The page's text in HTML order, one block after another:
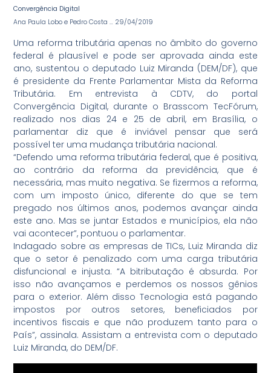
Convergência Digital
Ana Paula Lobo e Pedro Costa … 29/04/2019
Uma reforma tributária apenas no âmbito do governo
federal é plausível e pode ser aprovada ainda este
ano, sustentou o deputado Luiz Miranda (DEM/DF), que
é presidente da Frente Parlamentar Mista da Reforma
Tributária. Em entrevista à CDTV, do portal
Convergência Digital, durante o Brasscom TecFórum,
realizado nos dias 24 e 25 de abril, em Brasília, o
parlamentar diz que é inviável pensar que será
possível ter uma mudança tributária nacional.
“Defendo uma reforma tributária federal, que é positiva,
ao contrário da reforma da previdência, que é
necessária, mas muito negativa. Se fizermos a reforma,
com um imposto único, diferente do que se tem
pregado nos últimos anos, podemos avançar ainda
este ano. Mas se juntar Estados e municípios, ela não
vai acontecer”, pontuou o parlamentar.
Indagado sobre as empresas de TICs, Luiz Miranda diz
que o setor é penalizado com uma carga tributária
disfuncional e injusta. “A bitributação é absurda. Por
isso não avançamos e perdemos os nossos gênios
para o exterior. Além disso Tecnologia está pagando
impostos por outros setores, beneficiados por
incentivos fiscais e que não produzem tanto para o
País”, assinala. Assistam a entrevista com o deputado
Luiz Miranda, do DEM/DF.